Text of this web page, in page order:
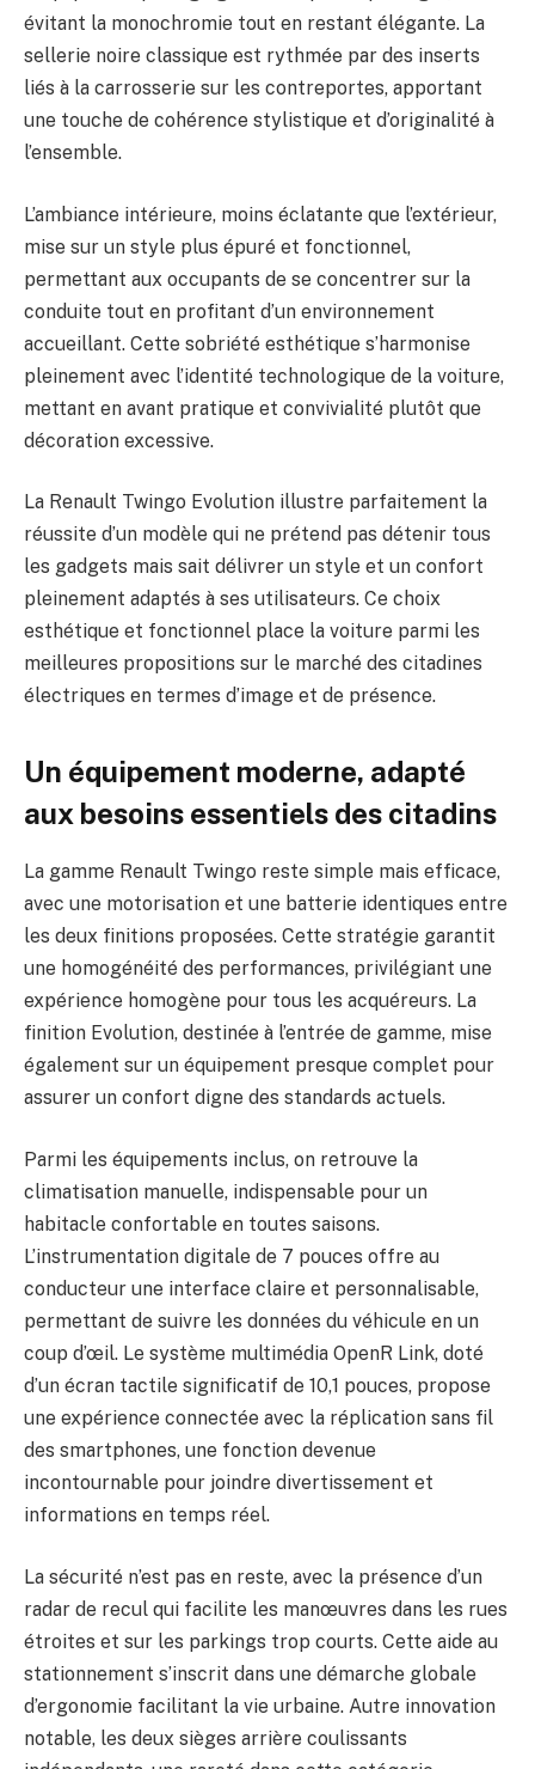
évitant la monochromie tout en restant élégante. La
sellerie noire classique est rythmée par des inserts
liés à la carrosserie sur les contreportes, apportant
une touche de cohérence stylistique et d’originalité à
l’ensemble.
L’ambiance intérieure, moins éclatante que l’extérieur,
mise sur un style plus épuré et fonctionnel,
permettant aux occupants de se concentrer sur la
conduite tout en profitant d’un environnement
accueillant. Cette sobriété esthétique s’harmonise
pleinement avec l’identité technologique de la voiture,
mettant en avant pratique et convivialité plutôt que
décoration excessive.
La Renault Twingo Evolution illustre parfaitement la
réussite d’un modèle qui ne prétend pas détenir tous
les gadgets mais sait délivrer un style et un confort
pleinement adaptés à ses utilisateurs. Ce choix
esthétique et fonctionnel place la voiture parmi les
meilleures propositions sur le marché des citadines
électriques en termes d’image et de présence.
Un équipement moderne, adapté
aux besoins essentiels des citadins
La gamme Renault Twingo reste simple mais efficace,
avec une motorisation et une batterie identiques entre
les deux finitions proposées. Cette stratégie garantit
une homogénéité des performances, privilégiant une
expérience homogène pour tous les acquéreurs. La
finition Evolution, destinée à l’entrée de gamme, mise
également sur un équipement presque complet pour
assurer un confort digne des standards actuels.
Parmi les équipements inclus, on retrouve la
climatisation manuelle, indispensable pour un
habitacle confortable en toutes saisons.
L’instrumentation digitale de 7 pouces offre au
conducteur une interface claire et personnalisable,
permettant de suivre les données du véhicule en un
coup d’œil. Le système multimédia OpenR Link, doté
d’un écran tactile significatif de 10,1 pouces, propose
une expérience connectée avec la réplication sans fil
des smartphones, une fonction devenue
incontournable pour joindre divertissement et
informations en temps réel.
La sécurité n’est pas en reste, avec la présence d’un
radar de recul qui facilite les manœuvres dans les rues
étroites et sur les parkings trop courts. Cette aide au
stationnement s’inscrit dans une démarche globale
d’ergonomie facilitant la vie urbaine. Autre innovation
notable, les deux sièges arrière coulissants